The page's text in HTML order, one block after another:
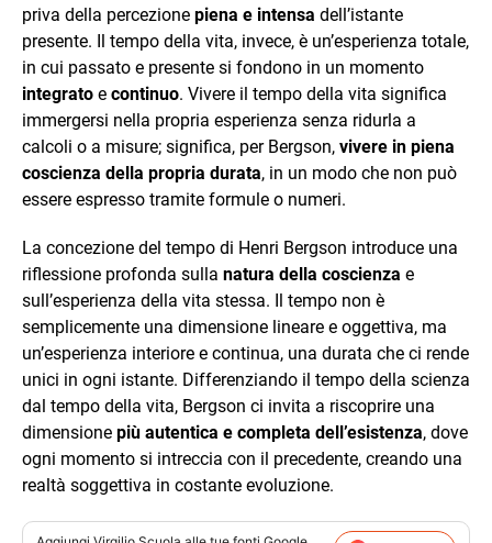
priva della percezione piena e intensa dell’istante
presente. Il tempo della vita, invece, è un’esperienza totale,
in cui passato e presente si fondono in un momento
integrato e continuo. Vivere il tempo della vita significa
immergersi nella propria esperienza senza ridurla a
calcoli o a misure; significa, per Bergson, vivere in piena
coscienza della propria durata, in un modo che non può
essere espresso tramite formule o numeri.
La concezione del tempo di Henri Bergson introduce una
riflessione profonda sulla natura della coscienza e
sull’esperienza della vita stessa. Il tempo non è
semplicemente una dimensione lineare e oggettiva, ma
un’esperienza interiore e continua, una durata che ci rende
unici in ogni istante. Differenziando il tempo della scienza
dal tempo della vita, Bergson ci invita a riscoprire una
dimensione più autentica e completa dell’esistenza, dove
ogni momento si intreccia con il precedente, creando una
realtà soggettiva in costante evoluzione.